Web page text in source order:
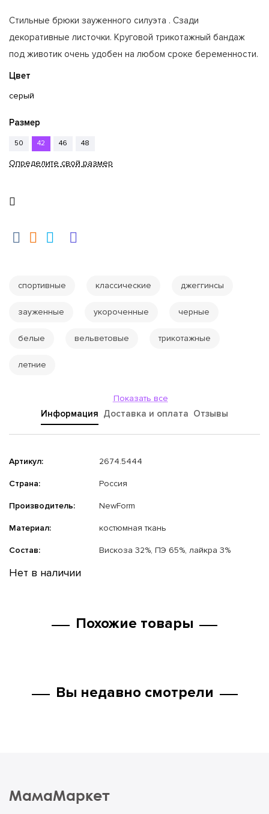
Стильные брюки зауженного силуэта . Сзади
декоративные листочки. Круговой трикотажный бандаж
под животик очень удобен на любом сроке беременности.
Цвет
серый
Размер
50 42 46 48
Определите свой размер
спортивные классические джеггинсы
зауженные укороченные черные
белые вельветовые трикотажные
летние
Показать все
Информация Доставка и оплата Отзывы
Артикул: 2674.5444
Страна: Россия
Производитель: NewForm
Материал: костюмная ткань
Состав: Вискоза 32%, ПЭ 65%, лайкра 3%
Нет в наличии
Похожие товары
Вы недавно смотрели
МамаМаркет